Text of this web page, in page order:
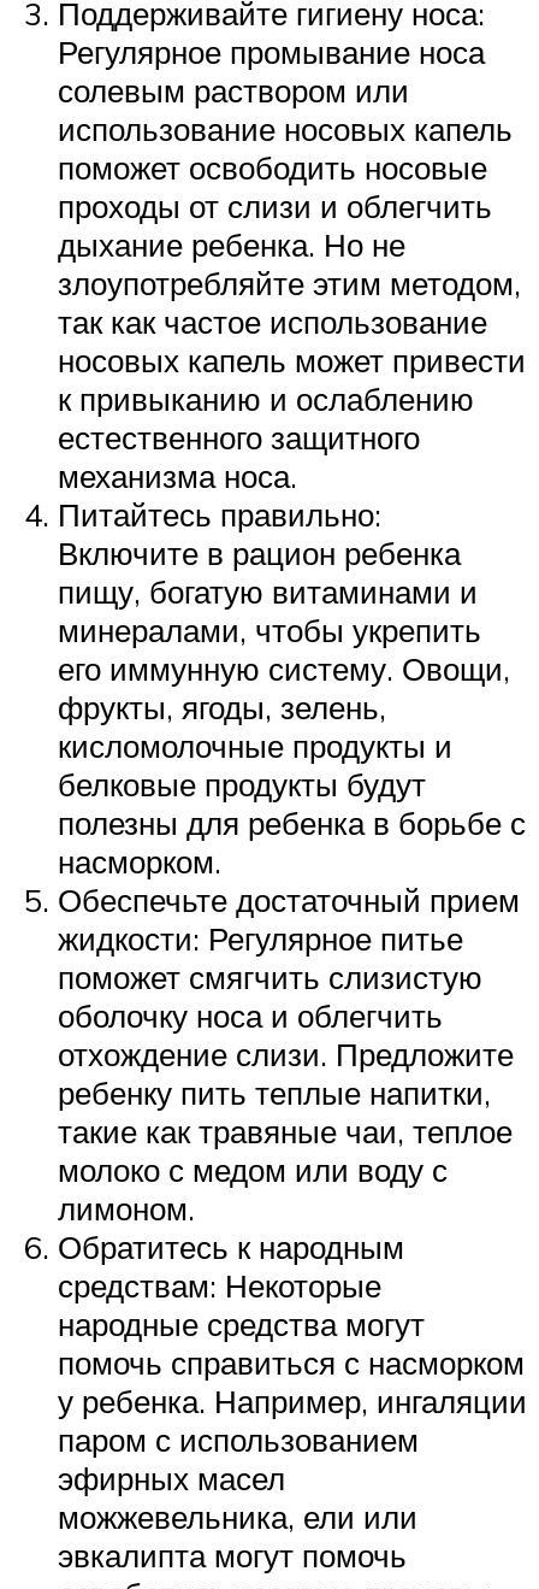
Поддерживайте гигиену носа:
Регулярное промывание носа
солевым раствором или
использование носовых капель
поможет освободить носовые
проходы от слизи и облегчить
дыхание ребенка. Но не
злоупотребляйте этим методом,
так как частое использование
носовых капель может привести
к привыканию и ослаблению
естественного защитного
механизма носа.
Питайтесь правильно:
Включите в рацион ребенка
пищу, богатую витаминами и
минералами, чтобы укрепить
его иммунную систему. Овощи,
фрукты, ягоды, зелень,
кисломолочные продукты и
белковые продукты будут
полезны для ребенка в борьбе с
насморком.
Обеспечьте достаточный прием
жидкости: Регулярное питье
поможет смягчить слизистую
оболочку носа и облегчить
отхождение слизи. Предложите
ребенку пить теплые напитки,
такие как травяные чаи, теплое
молоко с медом или воду с
лимоном.
Обратитесь к народным
средствам: Некоторые
народные средства могут
помочь справиться с насморком
у ребенка. Например, ингаляции
паром с использованием
эфирных масел
можжевельника, ели или
эвкалипта могут помочь